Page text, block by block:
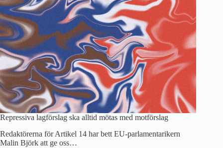
Repressiva lagförslag ska alltid mötas med motförslag
Redaktörerna för Artikel 14 har bett EU-parlamentarikern
Malin Björk att ge oss…